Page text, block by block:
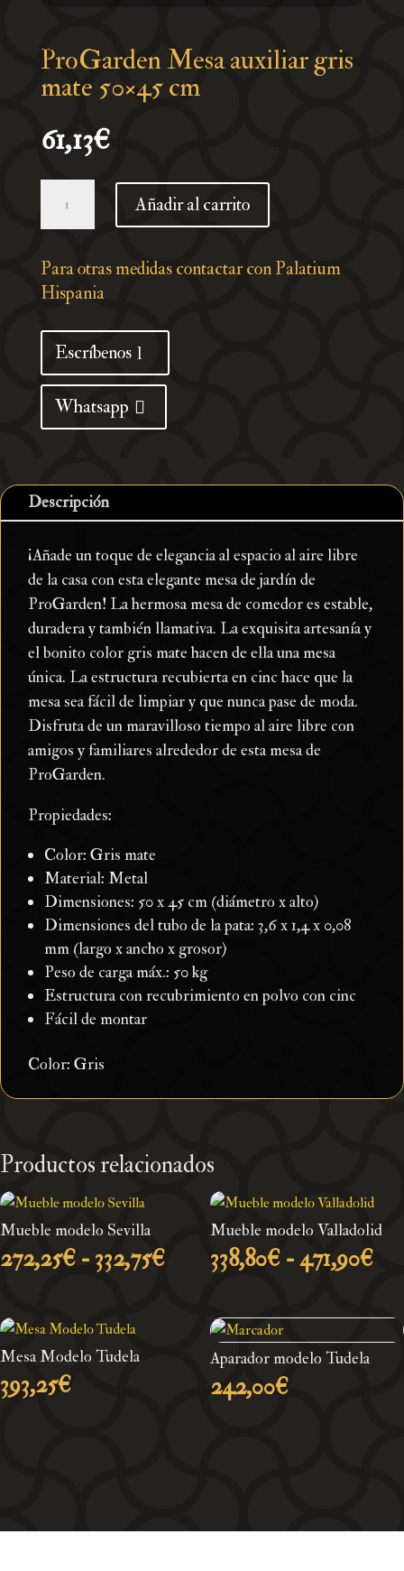
ProGarden Mesa auxiliar gris
mate 50×45 cm
61,13€
gris
mate
cm
cantidad
Añadir al carrito
Para otras medidas contactar con Palatium
Hispania
Escríbenos
Whatsapp
Descripción
¡Añade un toque de elegancia al espacio al aire libre
de la casa con esta elegante mesa de jardín de
ProGarden! La hermosa mesa de comedor es estable,
duradera y también llamativa. La exquisita artesanía y
el bonito color gris mate hacen de ella una mesa
única. La estructura recubierta en cinc hace que la
mesa sea fácil de limpiar y que nunca pase de moda.
Disfruta de un maravilloso tiempo al aire libre con
amigos y familiares alrededor de esta mesa de
ProGarden.
Propiedades:
Color: Gris mate
Material: Metal
Dimensiones: 50 x 45 cm (diámetro x alto)
Dimensiones del tubo de la pata: 3,6 x 1,4 x 0,08
mm (largo x ancho x grosor)
Peso de carga máx.: 50 kg
Estructura con recubrimiento en polvo con cinc
Fácil de montar
Color: Gris
Productos relacionados
Mueble modelo Sevilla
272,25€ - 332,75€Rango
desde
272,25€
332,75€
Mueble modelo Valladolid
338,80€ -471,90€
Mesa Modelo Tudela
393,25€
Aparador modelo Tudela
242,00€